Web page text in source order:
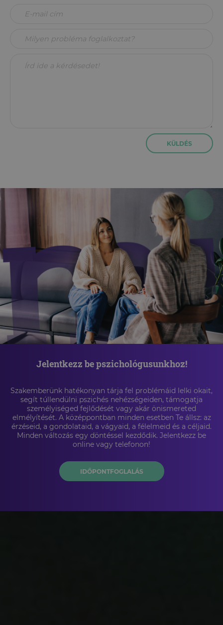
KÜLDÉS
Jelentkezz be pszichológusunkhoz!
Szakemberünk hatékonyan tárja fel problémáid lelki okait,
segít túllendülni pszichés nehézségeiden, támogatja
személyiséged fejlődését vagy akár önismereted
elmélyítését. A középpontban minden esetben Te állsz: az
érzéseid, a gondolataid, a vágyaid, a félelmeid és a céljaid.
Minden változás egy döntéssel kezdődik. Jelentkezz be
online vagy telefonon!
IDŐPONTFOGLALÁS